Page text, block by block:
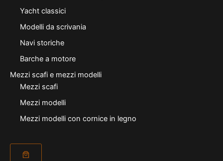
Yacht classici
Modelli da scrivania
Navi storiche
Barche a motore
Mezzi scafi e mezzi modelli
Mezzi scafi
Mezzi modelli
Mezzi modelli con cornice in legno